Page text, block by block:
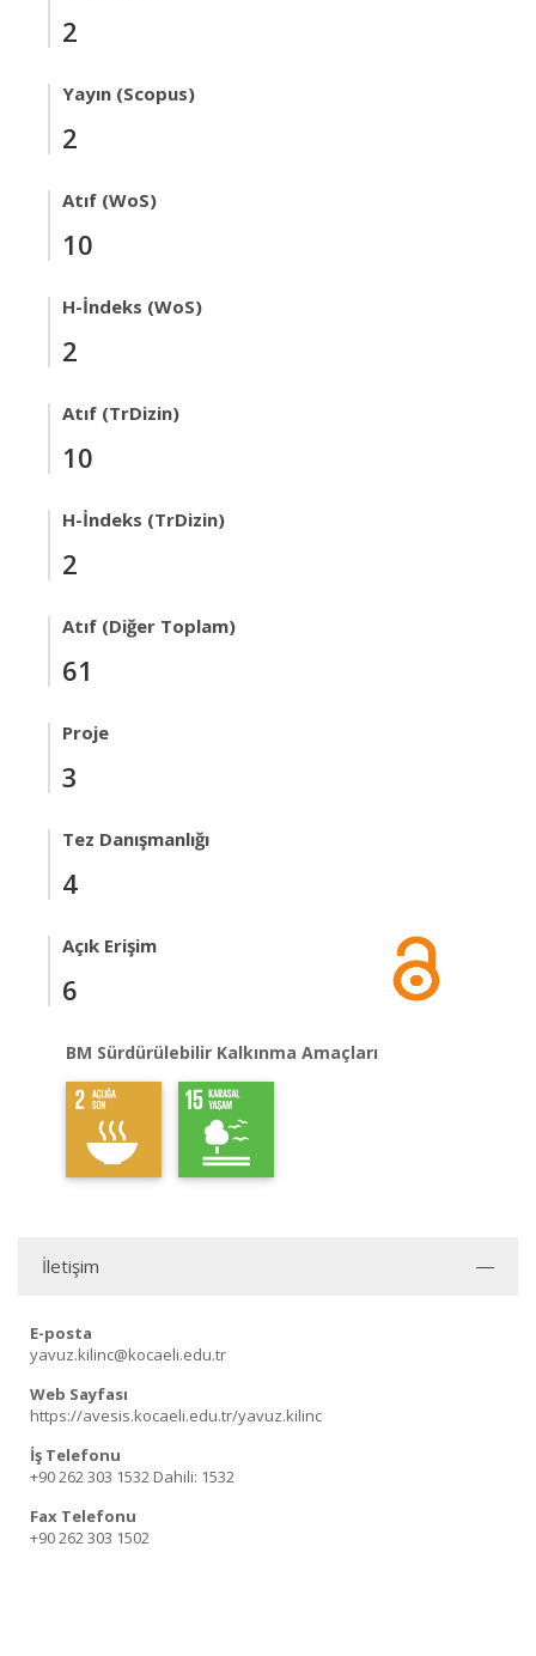
2
Yayın (Scopus)
2
Atıf (WoS)
10
H-İndeks (WoS)
2
Atıf (TrDizin)
10
H-İndeks (TrDizin)
2
Atıf (Diğer Toplam)
61
Proje
3
Tez Danışmanlığı
4
Açık Erişim
6
BM Sürdürülebilir Kalkınma Amaçları
İletişim
E-posta
yavuz.kilinc@kocaeli.edu.tr
Web Sayfası
https://avesis.kocaeli.edu.tr/yavuz.kilinc
İş Telefonu
+90 262 303 1532 Dahili: 1532
Fax Telefonu
+90 262 303 1502